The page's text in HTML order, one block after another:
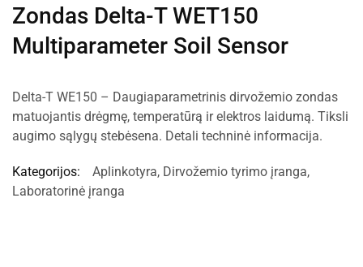
Zondas Delta-T WET150
Multiparameter Soil Sensor
Delta-T WE150 – Daugiaparametrinis dirvožemio zondas
matuojantis drėgmę, temperatūrą ir elektros laidumą. Tiksli
augimo sąlygų stebėsena. Detali techninė informacija.
Kategorijos: Aplinkotyra, Dirvožemio tyrimo įranga,
Laboratorinė įranga